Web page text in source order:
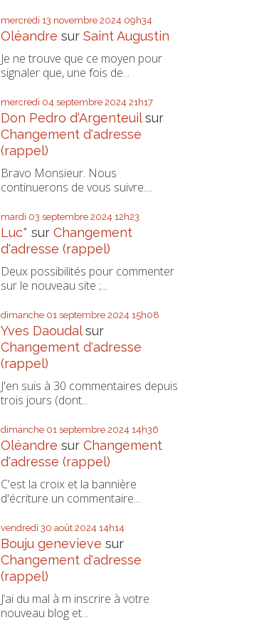
mercredi 13 novembre 2024 09h34
Oléandre sur Saint Augustin
Je ne trouve que ce moyen pour
signaler que, une fois de...
mercredi 04 septembre 2024 21h17
Don Pedro d‘Argenteuilsur
Changement d'adresse
(rappel)
Bravo Monsieur. Nous
continuerons de vous suivre....
mardi 03 septembre 2024 12h23
Luc* sur Changement
d'adresse (rappel)
Deux possibilités pour commenter
sur le nouveau site ;...
dimanche 01 septembre 2024 15h08
Yves Daoudalsur
Changement d'adresse
(rappel)
J'en suis à 30 commentaires depuis
trois jours (dont...
dimanche 01 septembre 2024 14h36
Oléandre sur Changement
d'adresse (rappel)
C'est la croix et la bannière
d'écriture un commentaire...
vendredi 30 août 2024 14h14
Bouju genevieve sur
Changement d'adresse
(rappel)
J’ai du mal à m inscrire à votre
nouveau blog et...